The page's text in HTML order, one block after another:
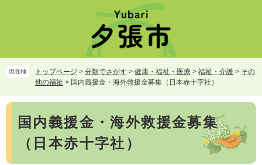
頭
で
飛
ば
て
現在地 トップページ > 分類でさがす > 健康・福祉・医療 > 福祉・介護 > その
他の福祉 > 国内義援金・海外救援金募集（日本赤十字社）
本
国内義援金・海外救援金募集
（日本赤十字社）